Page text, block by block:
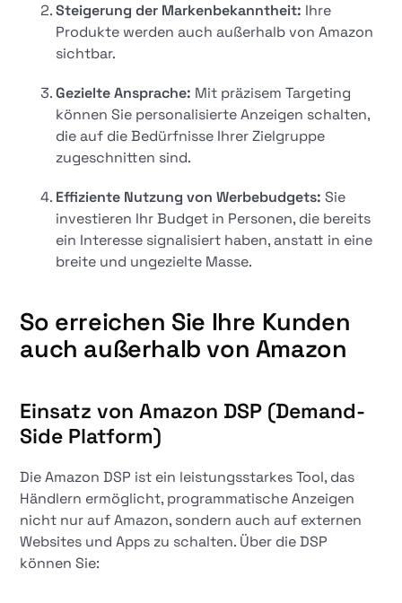
Steigerung der Markenbekanntheit: Ihre
Produkte werden auch außerhalb von Amazon
sichtbar.
Gezielte Ansprache: Mit präzisem Targeting
können Sie personalisierte Anzeigen schalten,
die auf die Bedürfnisse Ihrer Zielgruppe
zugeschnitten sind.
Effiziente Nutzung von Werbebudgets: Sie
investieren Ihr Budget in Personen, die bereits
ein Interesse signalisiert haben, anstatt in eine
breite und ungezielte Masse.
So erreichen Sie Ihre Kunden
auch außerhalb von Amazon
Einsatz von Amazon DSP (Demand-
Side Platform)
Die Amazon DSP ist ein leistungsstarkes Tool, das
Händlern ermöglicht, programmatische Anzeigen
nicht nur auf Amazon, sondern auch auf externen
Websites und Apps zu schalten. Über die DSP
können Sie: